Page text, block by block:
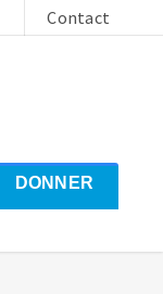
Contact
DONNER